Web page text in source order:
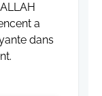
a
dans